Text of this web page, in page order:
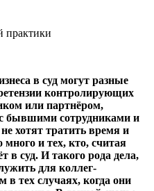
практики
в суд могут разные
контролирующих
или партнёром,
бывшими сотрудниками и
хотят тратить время и
много и тех, кто, считая
в суд. И такого рода дела,
для коллег-
в тех случаях, когда они